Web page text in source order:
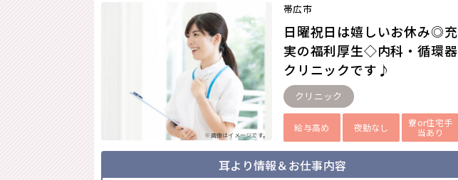
※画像はイメージです。
帯広市
日曜祝日は嬉しいお休み◎充
実の福利厚生◇内科・循環器
クリニックです♪
クリニック
給与高め 夜勤なし
寮or住宅手
当あり
耳より情報＆お仕事内容